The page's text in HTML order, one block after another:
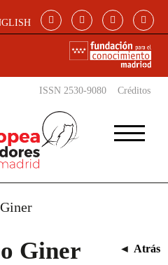
ISSN 2530-9080 Créditos
Giner ◄ Atrás